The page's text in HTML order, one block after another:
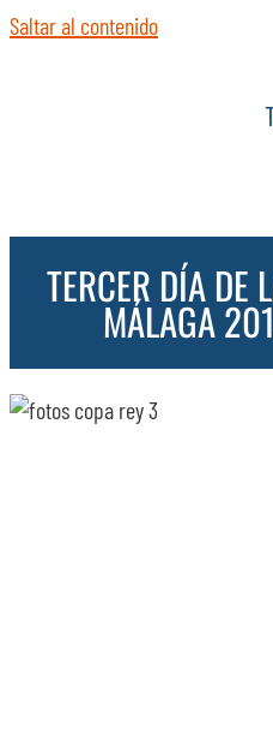
Saltar al contenido
TERCER DÍA DE
MÁLAGA